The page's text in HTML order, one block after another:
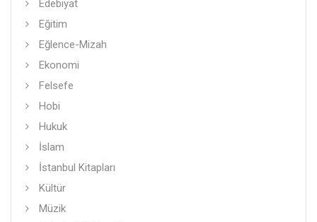
Edebiyat
Eğitim
Eğlence-Mizah
Ekonomi
Felsefe
Hobi
Hukuk
İslam
İstanbul Kitapları
Kültür
Müzik